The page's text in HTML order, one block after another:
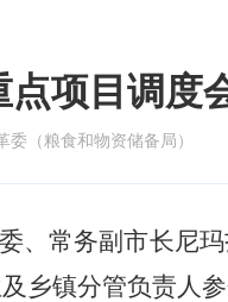
项目调度
委（粮食和物资储备局）
、常务副市长尼
乡镇分管负责人参